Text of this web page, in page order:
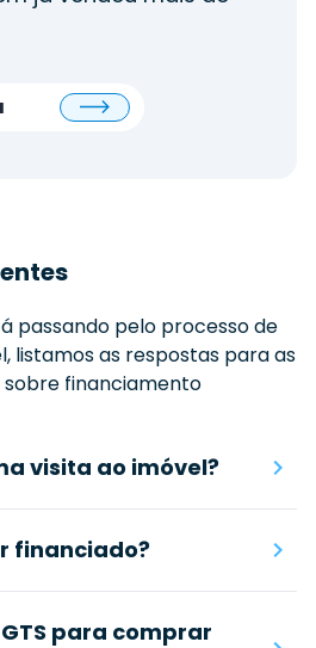
passando pelo processo de
listamos as respostas para as
sobre financiamento
visita ao imóvel?
financiado?
para comprar